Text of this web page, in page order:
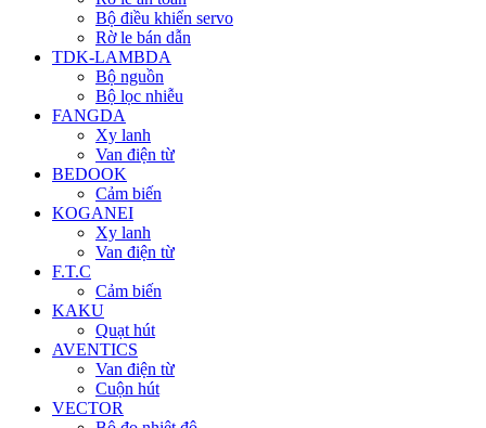
Bộ điều khiển servo
Rờ le bán dẫn
TDK-LAMBDA
Bộ nguồn
Bộ lọc nhiễu
FANGDA
Xy lanh
Van điện từ
BEDOOK
Cảm biến
KOGANEI
Xy lanh
Van điện từ
F.T.C
Cảm biến
KAKU
Quạt hút
AVENTICS
Van điện từ
Cuộn hút
VECTOR